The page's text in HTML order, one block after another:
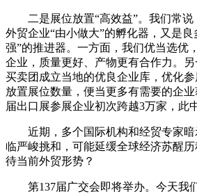
二是展位放置“高效益”。我们常说
外贸企业“由小做大”的孵化器，又是
强”的推进器。一方面，我们优当选优
企业，质量更好、产物更有合作力。
买卖团成立当地的优良企业库，优化
放置展位数量，便当更多有需要的企
届出口展参展企业初次跨越3万家，此
近期，多个国际机构和经贸专家暗
临严峻挑和，可能延缓全球经济苏醒
待当前外贸形势？
第137届广交会即将举办。今天我